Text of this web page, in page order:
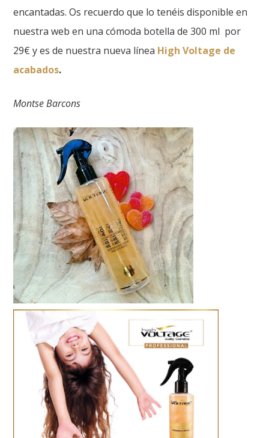
encantadas. Os recuerdo que lo tenéis disponible en
nuestra web en una cómoda botella de 300 ml por
29€ y es de nuestra nueva línea High Voltage de
acabados.
Montse Barcons